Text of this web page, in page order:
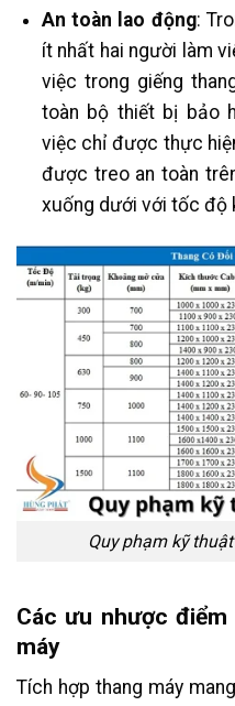
An toàn lao động:
ít nhất hai người làm
việc trong giếng
toàn bộ thiết bị bảo
việc chỉ được thực
được treo an toàn
xuống dưới với tốc độ
Quy phạm kỹ
Các ưu nhược
máy
Tích hợp thang máy